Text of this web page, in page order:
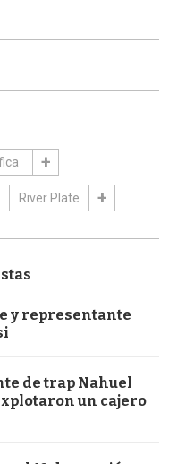
River Plate
y representante
de trap Nahuel
un cajero